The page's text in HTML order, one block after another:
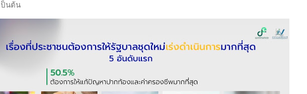
ป็นต้น